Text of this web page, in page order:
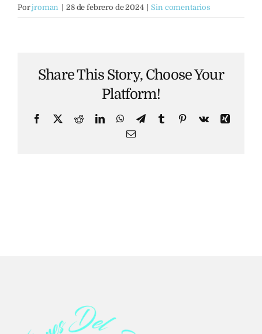
Porjroman 28 de febrero de 2024 Sin comentarios
Share This Story, Choose Your
Platform!
Facebook
X RedditLinkedInWhatsApp
TelegramTumblr PinterestVk
Xing
Correo